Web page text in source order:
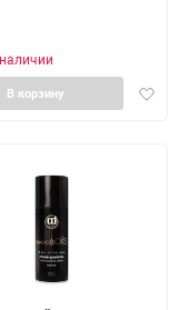
В корзину